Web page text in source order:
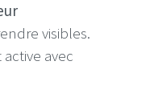
visibles.
avec